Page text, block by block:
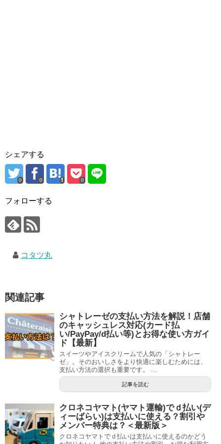
シェアする
0 0 0
フォローする
コタツ丸
関連記事
シャトレーゼの支払い方法を解説！店舗
のキャッシュレス対応(カード払
い/PayPay/d払い等)とお得な使い方ガイ
ド【最新】
スイーツやアイスクリームで人気の「シャトレー
ゼ」。そのおいしさをより快適に楽しむためには、
支払い方法の選択も重要です。 ...
記事を読む
クロネコヤマト(ヤマト運輸)でｄ払い(デ
ィーばらい)は支払いに使える？割引や
メンバー特典は？＜最新版＞
クロネコヤマトでｄ払いは支払いに使えるのかどう